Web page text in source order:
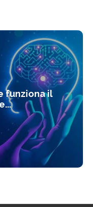
funziona il